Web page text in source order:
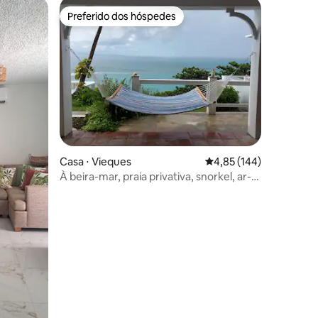
hóspedes Preferido dos hóspedes
Preferido dos hóspedes
Casa ⋅ Vieques 4,85 de uma avaliação
4,85 (144)
À beira-mar, praia privativa, snorkel, ar-